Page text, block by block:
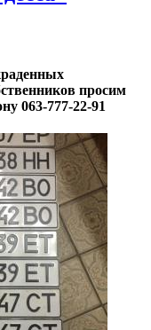
просим
063-777-22-91